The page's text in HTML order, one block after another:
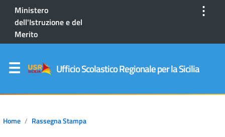
Ministero
dell'Istruzione e del
Merito
⋮
Ufficio Scolastico Regionale per la Sicilia
Home Rassegna Stampa